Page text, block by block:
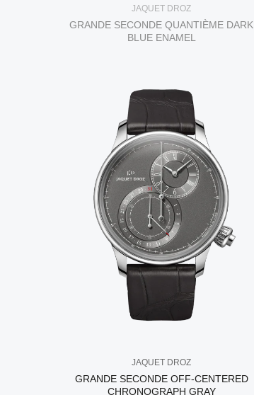
JAQUET DROZ
GRANDE SECONDE QUANTIÈME DARK
BLUE ENAMEL
JAQUET DROZ
GRANDE SECONDE OFF-CENTERED
CHRONOGRAPH GRAY